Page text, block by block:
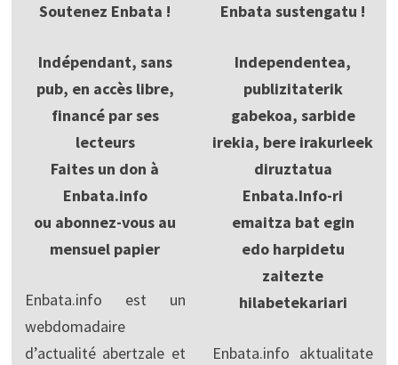
Soutenez Enbata !
Indépendant, sans
pub, en accès libre,
financé par ses
lecteurs
Faites un don à
Enbata.info
ou abonnez-vous au
mensuel papier
Enbata.info est un
webdomadaire
d’actualité abertzale et
Enbata sustengatu !
Independentea,
publizitaterik
gabekoa, sarbide
irekia, bere irakurleek
diruztatua
Enbata.Info-ri
emaitza bat egin
edo harpidetu
zaitezte
hilabetekariari
Enbata.info aktualitate